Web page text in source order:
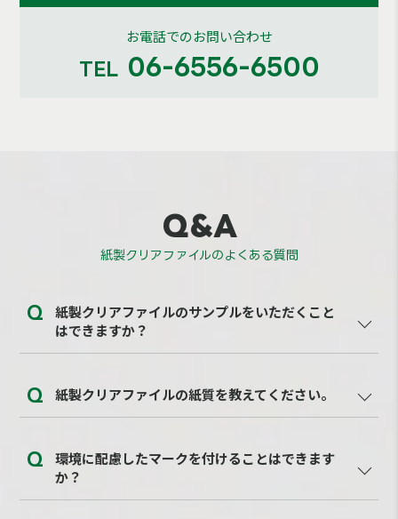
お電話でのお問い合わせ
TEL 06-6556-6500
Q&A
紙製クリアファイルのよくある質問
紙製クリアファイルのサンプルをいただくこと
はできますか？
りご依頼ください。
紙製クリアファイルの紙質を教えてください。
ックス紙、裏は上質90㎏相当の用紙。普通タイプ
（スタンダード）は表裏上質70㎏相当の用紙。しっ
環境に配慮したマークを付けることはできます
か？